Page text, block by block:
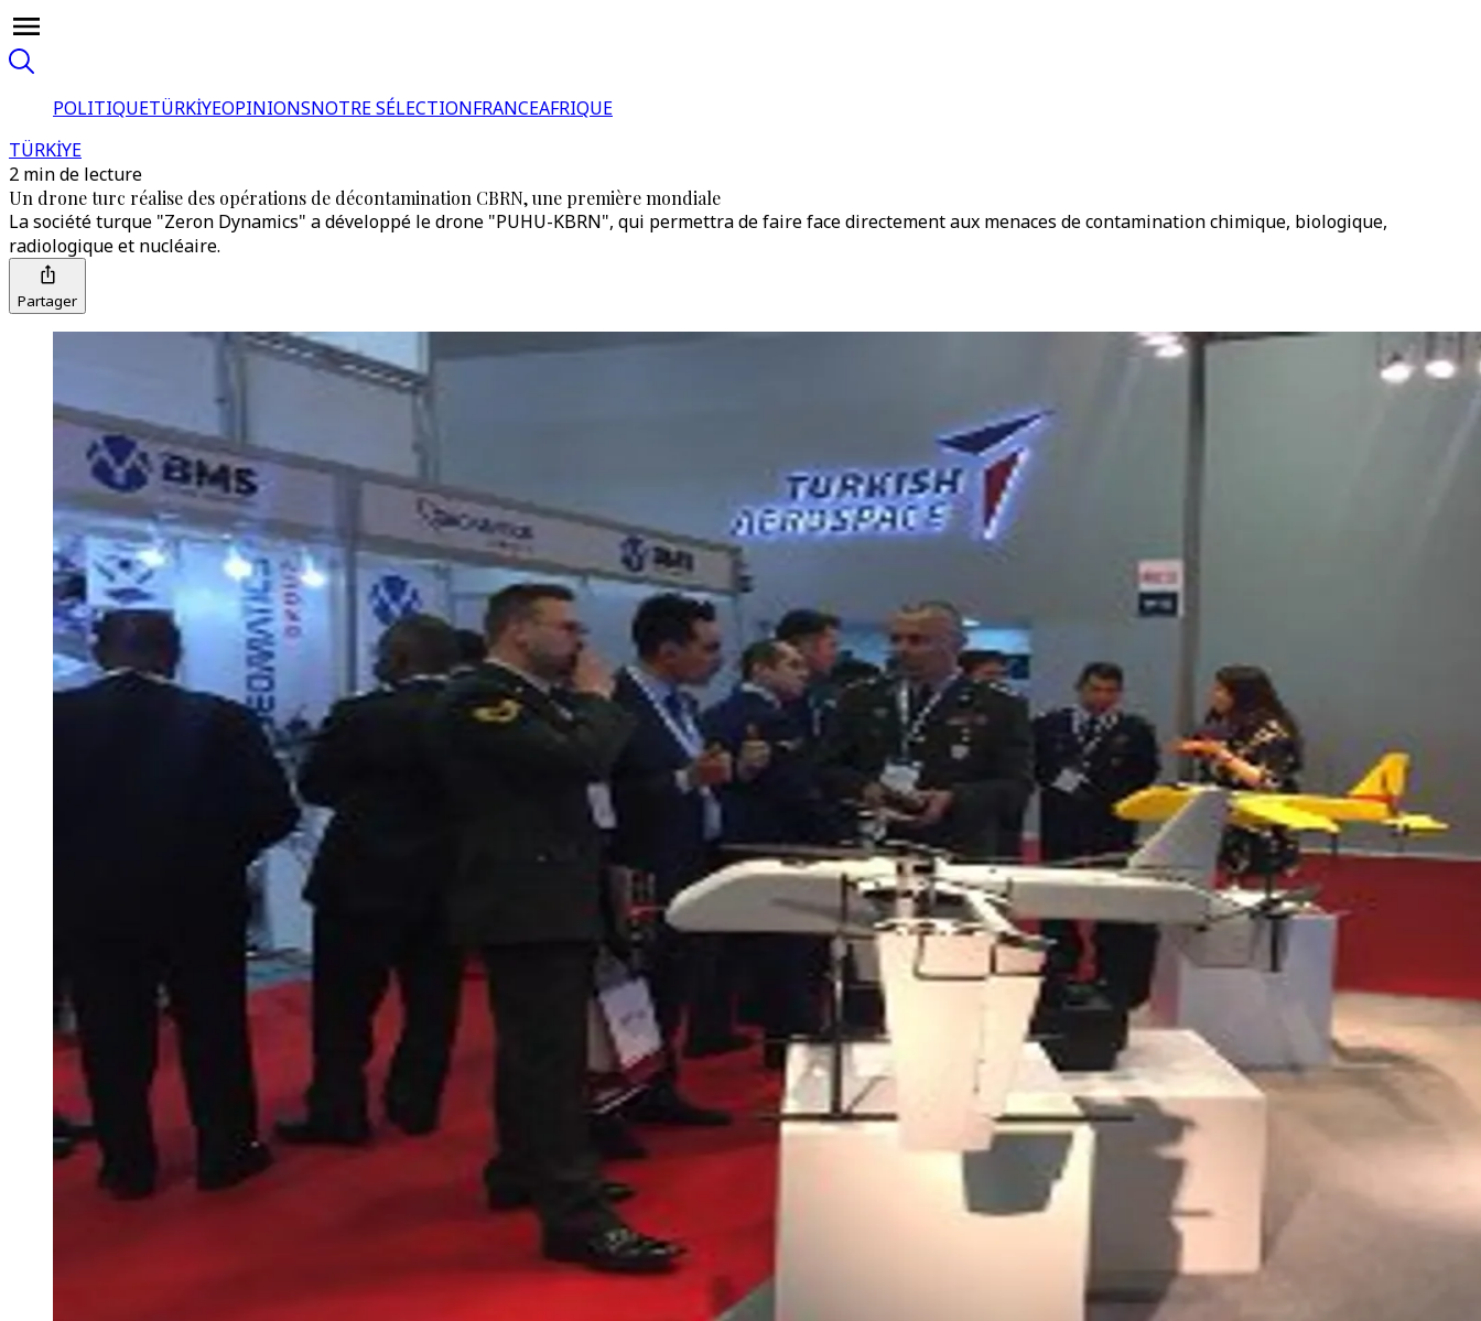
POLITIQUETÜRKİYEOPINIONSNOTRE SÉLECTIONFRANCEAFRIQUE
TÜRKİYE
2 min de lecture
Un drone turc réalise des opérations de décontamination CBRN, une première mondiale
La société turque "Zeron Dynamics" a développé le drone "PUHU-KBRN", qui permettra de faire face directement aux menaces de contamination chimique, biologique,
radiologique et nucléaire.
Partager